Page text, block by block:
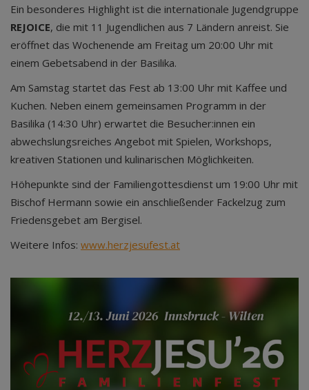
Ein besonderes Highlight ist die internationale Jugendgruppe
REJOICE, die mit 11 Jugendlichen aus 7 Ländern anreist. Sie
eröffnet das Wochenende am Freitag um 20:00 Uhr mit
einem Gebetsabend in der Basilika.
Am Samstag startet das Fest ab 13:00 Uhr mit Kaffee und
Kuchen. Neben einem gemeinsamen Programm in der
Basilika (14:30 Uhr) erwartet die Besucher:innen ein
abwechslungsreiches Angebot mit Spielen, Workshops,
kreativen Stationen und kulinarischen Möglichkeiten.
Höhepunkte sind der Familiengottesdienst um 19:00 Uhr mit
Bischof Hermann sowie ein anschließender Fackelzug zum
Friedensgebet am Bergisel.
Weitere Infos: www.herzjesufest.at